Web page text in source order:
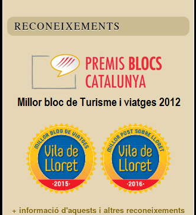
RECONEIXEMENTS
+ informació d'aquests i altres reconeixements